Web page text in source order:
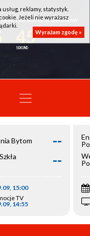
NOTEĆ INOWROCŁAW
45
Bytom --
--
15:00
TV
14:55
reklamy, statystyk.
Jeżeli nie wyrażasz
Wyrażam zgodę »